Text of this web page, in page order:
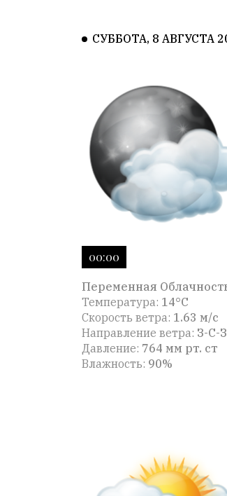
СУББОТА, 8 АВГУСТА
00:00
Переменная
Температура: 14°C
Скорость ветра: 1.63 м/с
Направление ветра: З-С-З
Давление: 764 мм рт. ст
Влажность: 90%